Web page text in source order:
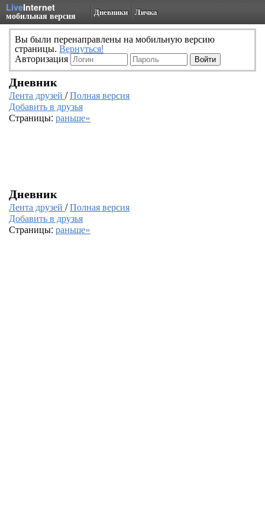
LiveInternet
мобильная версия Дневники Личка
Вы были перенаправлены на мобильную версию
страницы. Вернуться!
Авторизация
Дневник
Лента друзей /Полная версия
Добавить в друзья
Страницы: раньше»
Дневник
Лента друзей /Полная версия
Добавить в друзья
Страницы: раньше»